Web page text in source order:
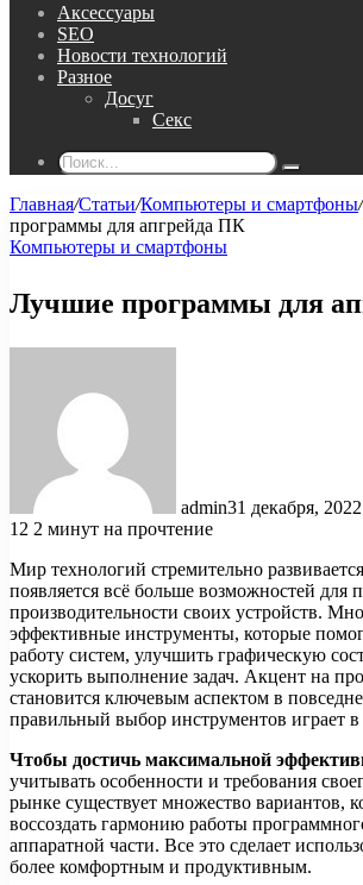
Аксессуары
SEO
Новости технологий
Разное
Досуг
Секс
Поиск...
Главная/Статьи/Компьютеры и смартфоны/
программы для апгрейда ПК
Компьютеры и смартфоны
Лучшие программы для
admin31 декабря, 2022
12 2 минут на прочтение
Мир технологий стремительно
появляется всё больше возможностей для
производительности своих устройств.
эффективные инструменты, которые
работу систем, улучшить графическую
ускорить выполнение задач. Акцент на
становится ключевым аспектом в
правильный выбор инструментов играет
Чтобы достичь максимальной
учитывать особенности и требования
рынке существует множество вариантов,
воссоздать гармонию работы
аппаратной части. Все это сделает
более комфортным и продуктивным.